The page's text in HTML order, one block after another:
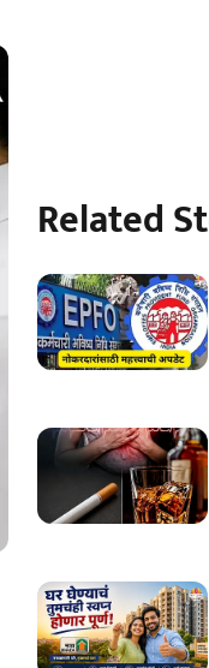
Related